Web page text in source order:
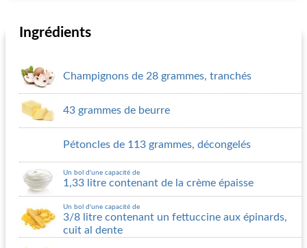
Ingrédients
Champignons de 28 grammes, tranchés
43 grammes de beurre
Pétoncles de 113 grammes, décongelés
Un bol d'une capacité de
1,33 litre contenant de la crème épaisse
Un bol d'une capacité de
3/8 litre contenant un fettuccine aux épinards,
cuit al dente